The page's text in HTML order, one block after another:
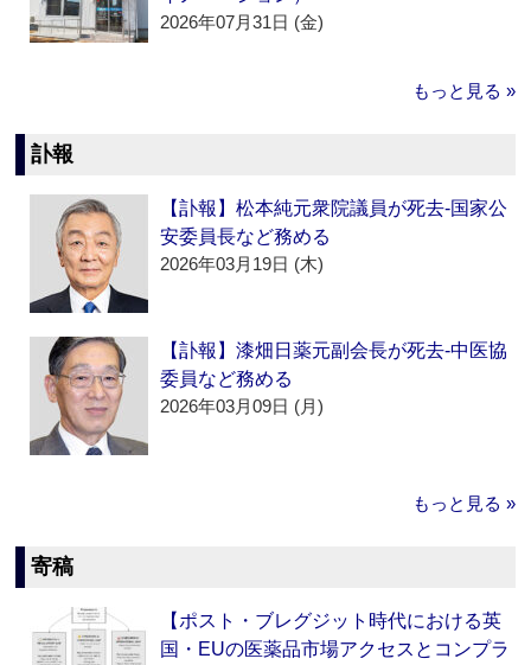
2026年07月31日 (金)
もっと見る »
訃報
【訃報】松本純元衆院議員が死去‐国家公
安委員長など務める
2026年03月19日 (木)
【訃報】漆畑日薬元副会長が死去‐中医協
委員など務める
2026年03月09日 (月)
もっと見る »
寄稿
【ポスト・ブレグジット時代における英
国・EUの医薬品市場アクセスとコンプラ